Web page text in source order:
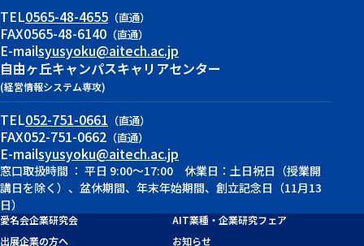
TEL0565-48-4655 （直通）
FAX0565-48-6140 （直通）
E-mailsyusyoku@aitech.ac.jp
自由ヶ丘キャンパスキャリアセンター
(経営情報システム専攻)
TEL052-751-0661 （直通）
FAX052-751-0662 （直通）
E-mailsyusyoku@aitech.ac.jp
窓口取扱時間 ： 平日 9:00～17:00 休業日：土日祝日（授業開
講日を除く）、盆休期間、年末年始期間、創立記念日（11月13
日）
愛名会企業研究会
AIT業種・企業研究フェア
出展企業の方へ
お知らせ